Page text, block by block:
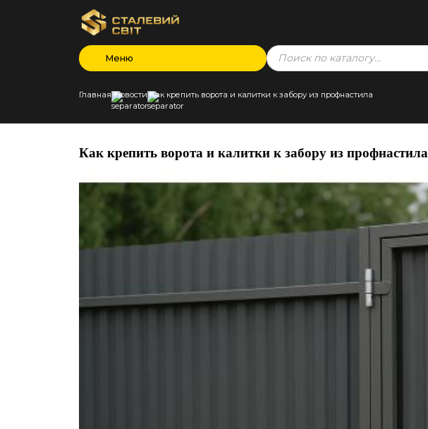
Меню
Products
search
Главная Новости Как крепить ворота и калитки к забору из профнастила
Как крепить ворота и калитки к забору из профнастила